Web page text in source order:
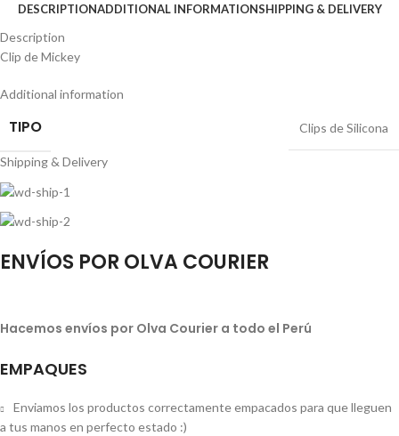
DESCRIPTIONADDITIONAL INFORMATIONSHIPPING & DELIVERY
Description
Clip de Mickey
Additional information
TIPO Clips de Silicona
Shipping & Delivery
ENVÍOS POR OLVA COURIER
Hacemos envíos por Olva Courier a todo el Perú
EMPAQUES
Enviamos los productos correctamente empacados para que lleguen
a tus manos en perfecto estado :)